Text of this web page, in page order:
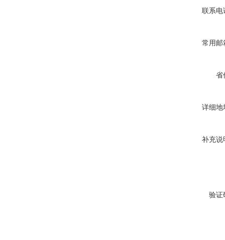
联系电
常用邮
省
详细地
补充说
验证